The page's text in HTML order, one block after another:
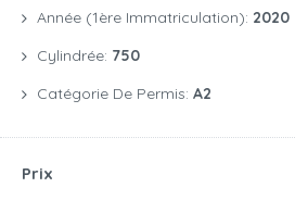
Année (1ère Immatriculation): 2020
Cylindrée: 750
Catégorie De Permis: A2
Prix